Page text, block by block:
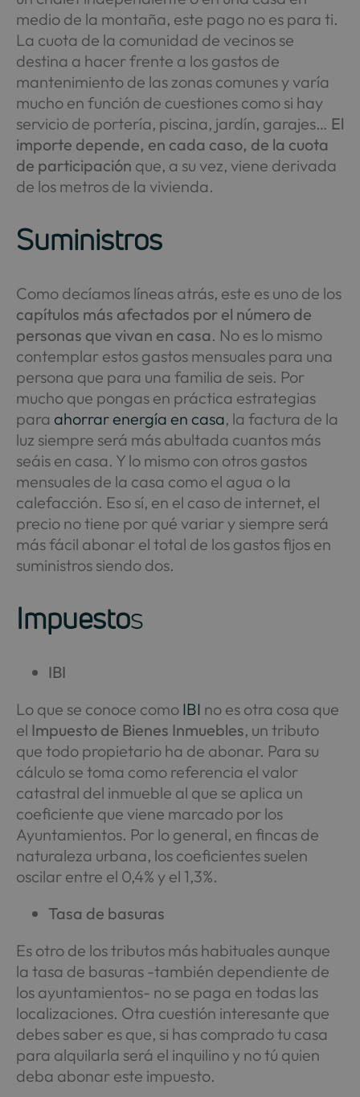
medio de la montaña, este pago no es para ti.
La cuota de la comunidad de vecinos se
destina a hacer frente a los gastos de
mantenimiento de las zonas comunes y varía
mucho en función de cuestiones como si hay
servicio de portería, piscina, jardín, garajes… El
importe depende, en cada caso, de la cuota
de participación que, a su vez, viene derivada
de los metros de la vivienda.
Suministros
Como decíamos líneas atrás, este es uno de los
capítulos más afectados por el número de
personas que vivan en casa. No es lo mismo
contemplar estos gastos mensuales para una
persona que para una familia de seis. Por
mucho que pongas en práctica estrategias
para ahorrar energía en casa, la factura de la
luz siempre será más abultada cuantos más
seáis en casa. Y lo mismo con otros gastos
mensuales de la casa como el agua o la
calefacción. Eso sí, en el caso de internet, el
precio no tiene por qué variar y siempre será
más fácil abonar el total de los gastos fijos en
suministros siendo dos.
Impuestos
IBI
Lo que se conoce como IBI no es otra cosa que
el Impuesto de Bienes Inmuebles, un tributo
que todo propietario ha de abonar. Para su
cálculo se toma como referencia el valor
catastral del inmueble al que se aplica un
coeficiente que viene marcado por los
Ayuntamientos. Por lo general, en fincas de
naturaleza urbana, los coeficientes suelen
oscilar entre el 0,4% y el 1,3%.
Tasa de basuras
Es otro de los tributos más habituales aunque
la tasa de basuras -también dependiente de
los ayuntamientos- no se paga en todas las
localizaciones. Otra cuestión interesante que
debes saber es que, si has comprado tu casa
para alquilarla será el inquilino y no tú quien
deba abonar este impuesto.